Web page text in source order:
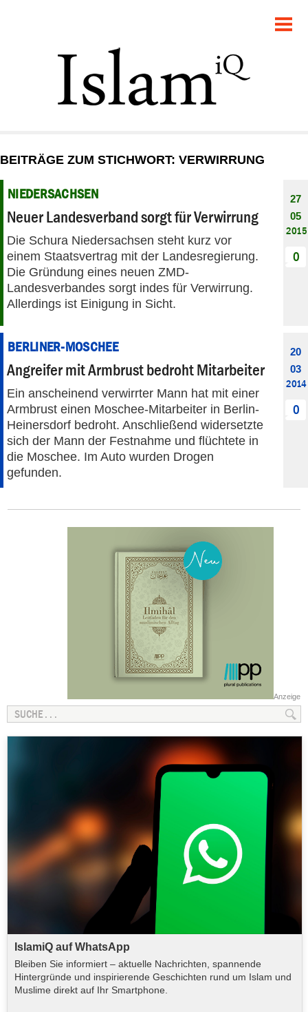
GESELLSCHAFT
STARTSEITE
DEBATTE
PANORAMA
BEITRÄGE ZUM STICHWORT: VERWIRRUNG
NIEDERSACHSEN
Neuer Landesverband sorgt für Verwirrung
Die Schura Niedersachsen steht kurz vor
einem Staatsvertrag mit der Landesregierung.
Die Gründung eines neuen ZMD-
Landesverbandes sorgt indes für Verwirrung.
Allerdings ist Einigung in Sicht.
27
05
2015
0
BERLINER-MOSCHEE
Angreifer mit Armbrust bedroht Mitarbeiter
Ein anscheinend verwirrter Mann hat mit einer
Armbrust einen Moschee-Mitarbeiter in Berlin-
Heinersdorf bedroht. Anschließend widersetzte
sich der Mann der Festnahme und flüchtete in
die Moschee. Im Auto wurden Drogen
gefunden.
20
03
2014
0
Anzeige
IslamiQ auf WhatsApp
Bleiben Sie informiert – aktuelle Nachrichten, spannende
Hintergründe und inspirierende Geschichten rund um Islam und
Muslime direkt auf Ihr Smartphone.